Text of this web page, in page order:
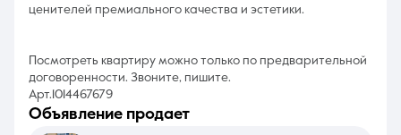
ценителей премиального качества и эстетики.
Посмотреть квартиру можно только по предварительной
договоренности. Звоните, пишите.
Арт.1014467679
объявление продает